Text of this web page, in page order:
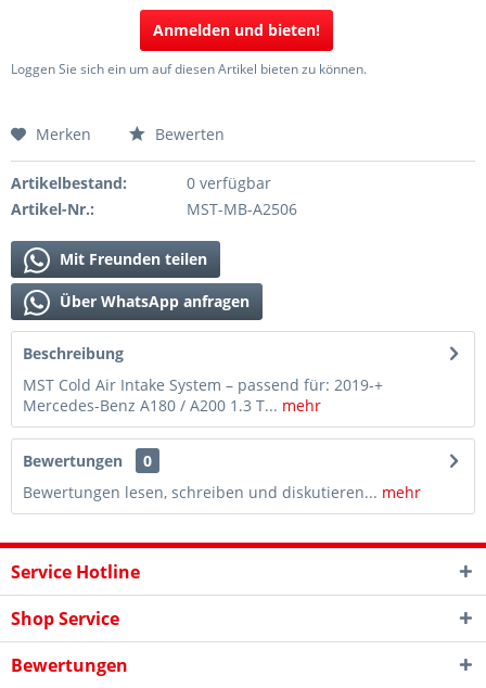
Anmelden und bieten!
Loggen Sie sich ein um auf diesen Artikel bieten zu können.
Merken Bewerten
Artikelbestand:
0 verfügbar
Artikel-Nr.:
MST-MB-A2506
Mit Freunden teilen
Über WhatsApp anfragen
Beschreibung
MST Cold Air Intake System – passend für: 2019-+
Mercedes-Benz A180 / A200 1.3 T... mehr
Bewertungen
0
Bewertungen lesen, schreiben und diskutieren... mehr
Service Hotline
Shop Service
Bewertungen